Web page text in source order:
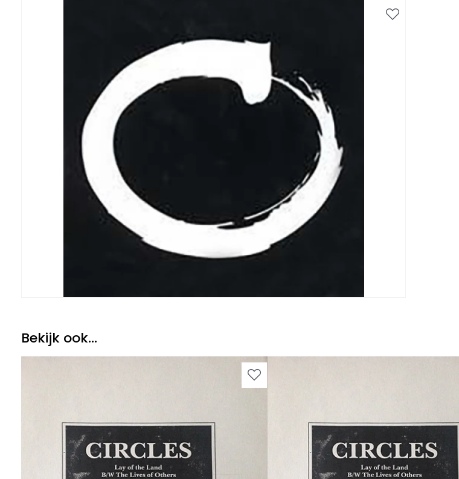
Bekijk ook...